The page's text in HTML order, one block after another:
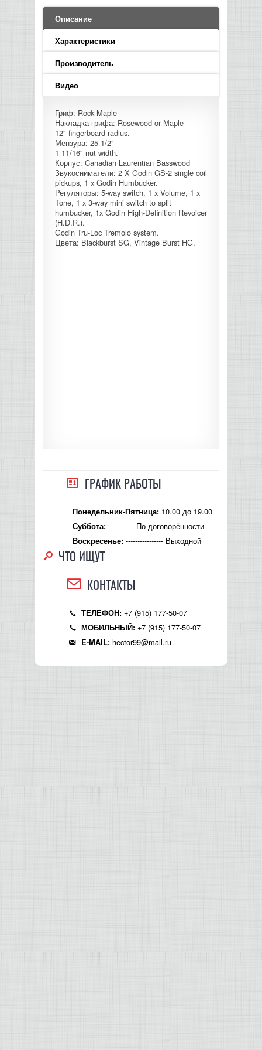
УСИЛИТЕЛИ
МИКШЕРЫ ЦИФРОВЫЕ
ЛИНЕЙНЫЕ МАССИВЫ
СЦЕНИЧЕСКИЕ МОНИТОРЫ
CD|DVD|FLASH|USB ПЛЕЕРЫ,
РЕКОРДЕРЫ
САБВУФЕРЫ АКТИВНЫЕ
КОМПЛЕКТУЮЩИЕ ДЛЯ
АКУСТИЧЕСКИХ СИСТЕМ
LED PAR
БАСОВЫЕ УСИЛИТЕЛИ И КАБИНЕТЫ
ГИТАРНЫЕ ПРИНАДЛЕЖНОСТИ
КЛАВИШНЫЕ КОМБО
СТОЙКИ ДЛЯ КЛАВИШНЫХ
ПРЕАМПЫ И МИКРОФОННЫЕ
ПРОЦЕССОРЫ
ФЛЕЙТЫ
ПРОИГРЫВАТЕЛИ ВИНИЛА
ВИДЕО РЕКОРДЕРЫ
ВИДЕО КОНВЕРТЕРЫ
АКУСТИЧЕСКИЕ
ГРОМКОГОВОРИТЕЛИ
АНОНСЫ НОВИНОК
ИНФОРМАЦИЯ
КАК КУПИТЬ
ДОСТАВКА
ОПЛАТА
КОНТАКТЫ
Описание
Характеристики
Производитель
Видео
Гриф: Rock Maple
Накладка грифа: Rosewood or Maple
12" fingerboard radius.
Мензура: 25 1/2"
1 11/16" nut width.
Корпус: Canadian Laurentian Basswood
Звукосниматели: 2 X Godin GS-2 single coil
pickups, 1 x Godin Humbucker.
Регуляторы: 5-way switch, 1 x Volume, 1 x
Tone, 1 x 3-way mini switch to split
humbucker, 1x Godin High-Definition Revoicer
(H.D.R.).
Godin Tru-Loc Tremolo system.
Цвета: Blackburst SG, Vintage Burst HG.
ГРАФИК РАБОТЫ
Понедельник-Пятница: 10.00 до 19.00
Суббота: ----------- По договорённости
Воскресенье: ---------------- Выходной
ЧТО ИЩУТ
КОНТАКТЫ
ТЕЛЕФОН: +7 (915) 177-50-07
МОБИЛЬНЫЙ: +7 (915) 177-50-07
E-MAIL: hector99@mail.ru